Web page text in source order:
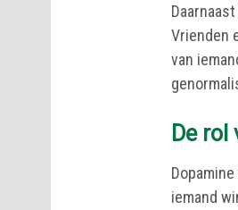
Vrienden
van
De
iemand